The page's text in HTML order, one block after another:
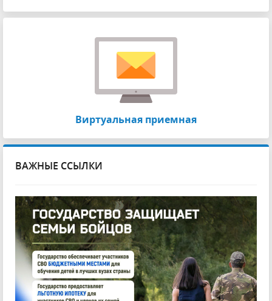
Виртуальная приемная
ВАЖНЫЕ ССЫЛКИ